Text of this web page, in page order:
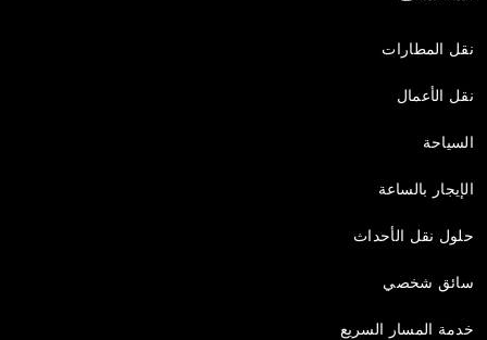
نقل المطارات
نقل الأعمال
السياحة
الإيجار بالساعة
حلول نقل الأحداث
سائق شخصي
خدمة المسار السريع